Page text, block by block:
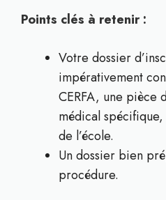
Points clés à retenir :
Votre dossier
impérativement
CERFA, une pièce
médical
de l’école.
Un dossier bien
procédure.